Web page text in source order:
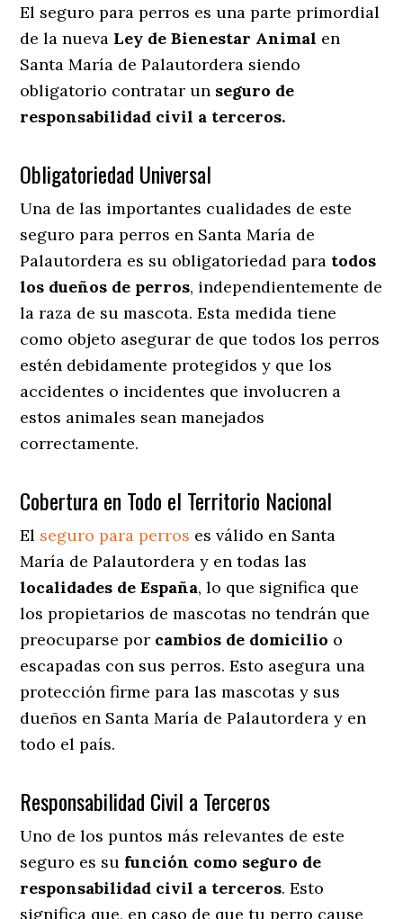
El seguro para perros es una parte primordial
de la nueva Ley de Bienestar Animal en
Santa María de Palautordera siendo
obligatorio contratar un seguro de
responsabilidad civil a terceros.
Obligatoriedad Universal
Una de las importantes cualidades de este
seguro para perros en Santa María de
Palautordera es su obligatoriedad para todos
los dueños de perros, independientemente de
la raza de su mascota. Esta medida tiene
como objeto asegurar de que todos los perros
estén debidamente protegidos y que los
accidentes o incidentes que involucren a
estos animales sean manejados
correctamente.
Cobertura en Todo el Territorio Nacional
El seguro para perros es válido en Santa
María de Palautordera y en todas las
localidades de España, lo que significa que
los propietarios de mascotas no tendrán que
preocuparse por cambios de domicilio o
escapadas con sus perros. Esto asegura una
protección firme para las mascotas y sus
dueños en Santa María de Palautordera y en
todo el país.
Responsabilidad Civil a Terceros
Uno de los puntos más relevantes de este
seguro es su función como seguro de
responsabilidad civil a terceros. Esto
significa que, en caso de que tu perro cause